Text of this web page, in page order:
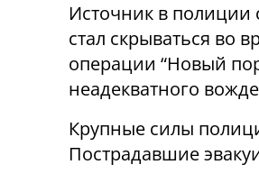
Источник в
стал скрываться во
операции “Новый
неадекватного
Крупные силы
Пострадавшие